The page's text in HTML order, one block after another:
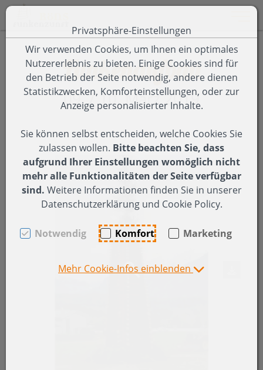
Zum Inhalt springen [AK + 0]
Zum Hauptmenü springen [AK + 1]
Zum Footer-Menü unten (angedockt an Browserrand)
Zum Menü "Einstellungen Barrierefreiheit" springen [AK +
Funkenaufbau
09. / 10. März 2019
Privatsphäre-Einstellungen
Wir verwenden Cookies, um Ihnen ein optimales
Nutzererlebnis zu bieten. Einige Cookies sind für
den Betrieb der Seite notwendig, andere dienen
Statistikzwecken, Komforteinstellungen, oder zur
Anzeige personalisierter Inhalte.
Sie können selbst entscheiden, welche Cookies Sie
zulassen wollen. Bitte beachten Sie, dass
aufgrund Ihrer Einstellungen womöglich nicht
mehr alle Funktionalitäten der Seite verfügbar
sind. Weitere Informationen finden Sie in unserer
Datenschutzerklärung und Cookie Policy.
Notwendig Komfort Marketing
Mehr Cookie-Infos einblenden